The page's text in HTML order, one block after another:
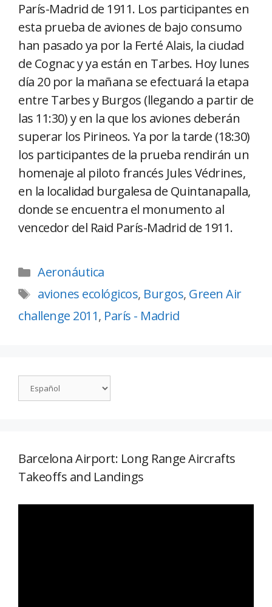
París-Madrid de 1911. Los participantes en
esta prueba de aviones de bajo consumo
han pasado ya por la Ferté Alais, la ciudad
de Cognac y ya están en Tarbes. Hoy lunes
día 20 por la mañana se efectuará la etapa
entre Tarbes y Burgos (llegando a partir de
las 11:30) y en la que los aviones deberán
superar los Pirineos. Ya por la tarde (18:30)
los participantes de la prueba rendirán un
homenaje al piloto francés Jules Védrines,
en la localidad burgalesa de Quintanapalla,
donde se encuentra el monumento al
vencedor del Raid París-Madrid de 1911.
Aeronáutica
aviones ecológicos, Burgos, Green Air
challenge 2011, París - Madrid
Barcelona Airport: Long Range Aircrafts
Takeoffs and Landings